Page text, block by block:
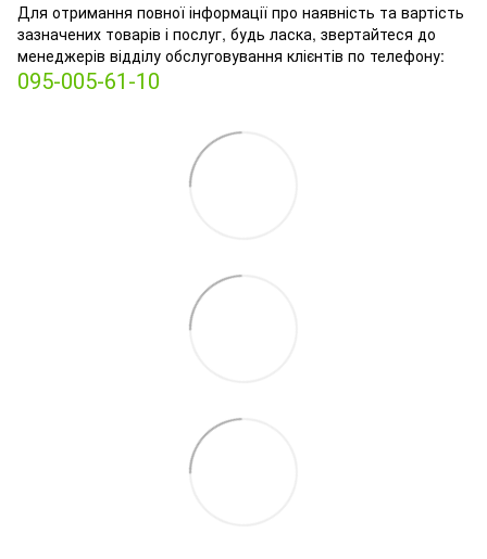
Для отримання повної інформації про наявність та вартість
зазначених товарів і послуг, будь ласка, звертайтеся до
менеджерів відділу обслуговування клієнтів по телефону:
095-005-61-10